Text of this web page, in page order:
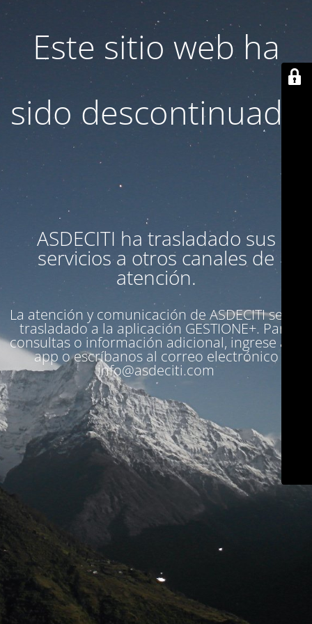
Este sitio web ha
sido descontinuado
ASDECITI ha trasladado sus
servicios a otros canales de
atención.
La atención y comunicación de ASDECITI se ha
trasladado a la aplicación GESTIONE+. Para
consultas o información adicional, ingrese a la
app o escríbanos al correo electrónico
info@asdeciti.com